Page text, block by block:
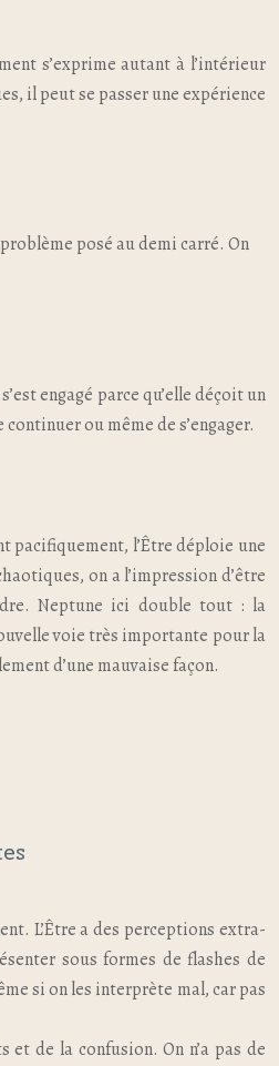
s’exprime autant à l’intérieur
il peut se passer une expérience
posé au demi carré. On
engagé parce qu’elle déçoit un
ou même de s’engager.
pacifiquement, l’Être déploie une
on a l’impression d’être
Neptune ici double tout : la
voie très importante pour la
d’une mauvaise façon.
L’Être a des perceptions extra-
sous formes de flashes de
si on les interprète mal, car pas
de la confusion. On n’a pas de